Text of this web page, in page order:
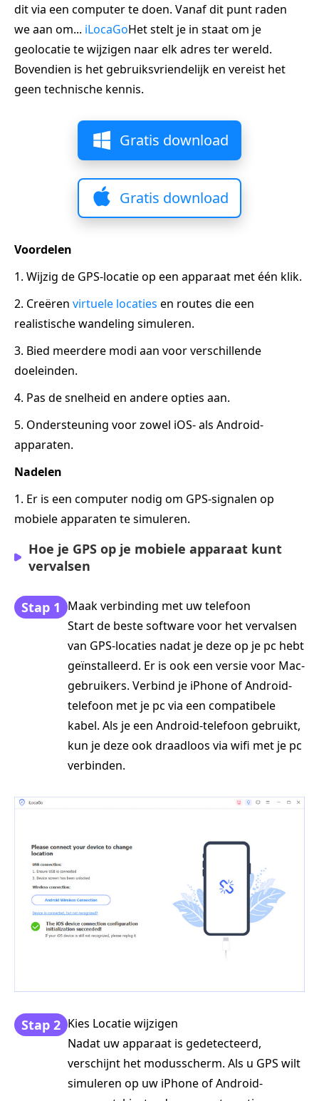
dit via een computer te doen. Vanaf dit punt raden
we aan om... iLocaGoHet stelt je in staat om je
geolocatie te wijzigen naar elk adres ter wereld.
Bovendien is het gebruiksvriendelijk en vereist het
geen technische kennis.
Gratis download
Gratis download
Voordelen
1. Wijzig de GPS-locatie op een apparaat met één klik.
2. Creëren virtuele locaties en routes die een
realistische wandeling simuleren.
3. Bied meerdere modi aan voor verschillende
doeleinden.
4. Pas de snelheid en andere opties aan.
5. Ondersteuning voor zowel iOS- als Android-
apparaten.
Nadelen
1. Er is een computer nodig om GPS-signalen op
mobiele apparaten te simuleren.
Hoe je GPS op je mobiele apparaat kunt
vervalsen
Stap 1 Maak verbinding met uw telefoon
Start de beste software voor het vervalsen
van GPS-locaties nadat je deze op je pc hebt
geïnstalleerd. Er is ook een versie voor Mac-
gebruikers. Verbind je iPhone of Android-
telefoon met je pc via een compatibele
kabel. Als je een Android-telefoon gebruikt,
kun je deze ook draadloos via wifi met je pc
verbinden.
Stap 2 Kies Locatie wijzigen
Nadat uw apparaat is gedetecteerd,
verschijnt het modusscherm. Als u GPS wilt
simuleren op uw iPhone of Android-